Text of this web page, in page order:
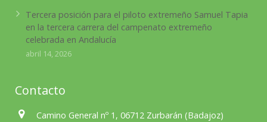
Tercera posición para el piloto extremeño Samuel Tapia
en la tercera carrera del campenato extremeño
celebrada en Andalucía
abril 14, 2026
Contacto
Camino General nº 1, 06712 Zurbarán (Badajoz)